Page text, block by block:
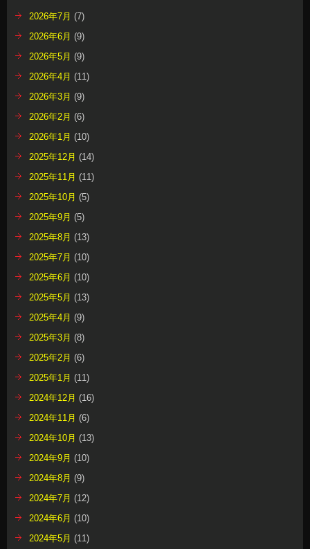
2026年7月 (7)
2026年6月 (9)
2026年5月 (9)
2026年4月 (11)
2026年3月 (9)
2026年2月 (6)
2026年1月 (10)
2025年12月 (14)
2025年11月 (11)
2025年10月 (5)
2025年9月 (5)
2025年8月 (13)
2025年7月 (10)
2025年6月 (10)
2025年5月 (13)
2025年4月 (9)
2025年3月 (8)
2025年2月 (6)
2025年1月 (11)
2024年12月 (16)
2024年11月 (6)
2024年10月 (13)
2024年9月 (10)
2024年8月 (9)
2024年7月 (12)
2024年6月 (10)
2024年5月 (11)